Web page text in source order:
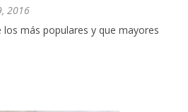
2016
los más populares y que mayores